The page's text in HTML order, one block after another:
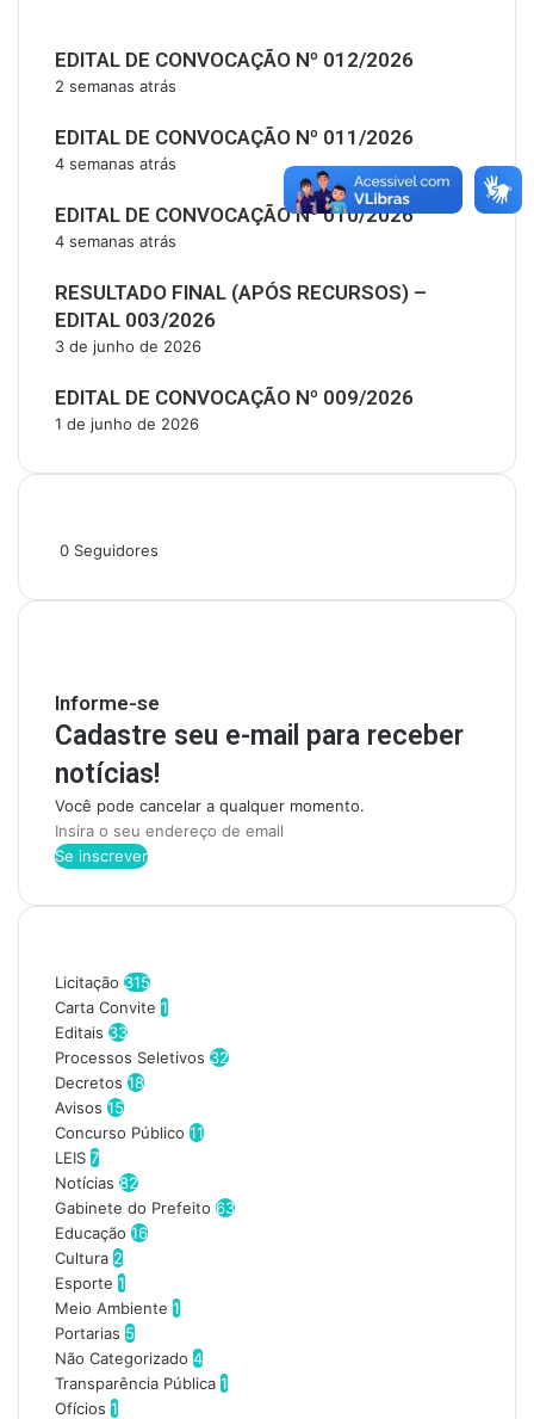
EDITAL DE CONVOCAÇÃO Nº 012/2026
2 semanas atrás
EDITAL DE CONVOCAÇÃO Nº 011/2026
4 semanas atrás
EDITAL DE CONVOCAÇÃO Nº 010/2026
4 semanas atrás
RESULTADO FINAL (APÓS RECURSOS) –
EDITAL 003/2026
3 de junho de 2026
EDITAL DE CONVOCAÇÃO Nº 009/2026
1 de junho de 2026
0 Seguidores
Informe-se
Cadastre seu e-mail para receber
notícias!
Você pode cancelar a qualquer momento.
I
n
i
o
s
e
u
e
n
d
e
r
e
ç
o
d
e
e
m
a
i
Licitação 315
Carta Convite 1
Editais 33
Processos Seletivos 32
Decretos 18
Avisos 15
Concurso Público 11
LEIS 7
Notícias 82
Gabinete do Prefeito 63
Educação 16
Cultura 2
Esporte 1
Meio Ambiente 1
Portarias 5
Não Categorizado 4
Transparência Pública 1
Ofícios 1